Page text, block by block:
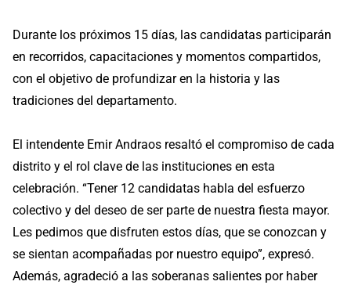
Durante los próximos 15 días, las candidatas participarán
en recorridos, capacitaciones y momentos compartidos,
con el objetivo de profundizar en la historia y las
tradiciones del departamento.
El intendente Emir Andraos resaltó el compromiso de cada
distrito y el rol clave de las instituciones en esta
celebración. “Tener 12 candidatas habla del esfuerzo
colectivo y del deseo de ser parte de nuestra fiesta mayor.
Les pedimos que disfruten estos días, que se conozcan y
se sientan acompañadas por nuestro equipo”, expresó.
Además, agradeció a las soberanas salientes por haber